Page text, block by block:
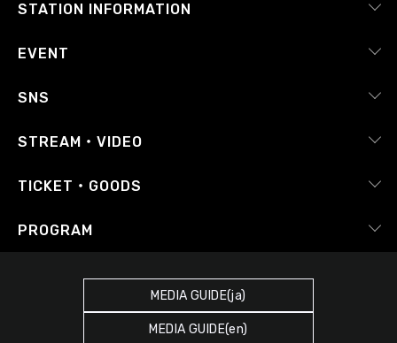
STATION INFORMATION
会社概要
番組審議会
Japan FM League
SDGsへの取り組み
緊急地震速報の対応
EVENT
ピックアップ
SNS
RADIPASS
Instagram
STREAM・VIDEO
radiko.jp
TICKET・GOODS
RADIPASS TICKET
PROGRAM
MEDIA GUIDE(ja)
MEDIA GUIDE(en)